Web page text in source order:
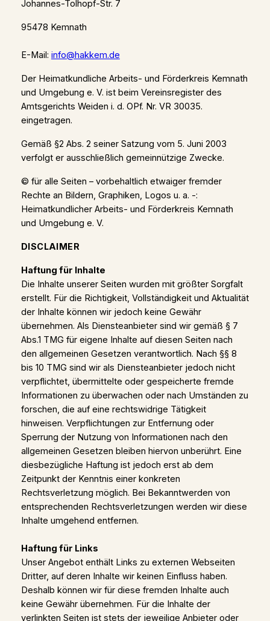
Johannes-Tolhopf-Str. 7
95478 Kemnath
E-Mail: info@hakkem.de
Der Heimatkundliche Arbeits- und Förderkreis Kemnath
und Umgebung e. V. ist beim Vereinsregister des
Amtsgerichts Weiden i. d. OPf. Nr. VR 30035.
eingetragen.
Gemäß §2 Abs. 2 seiner Satzung vom 5. Juni 2003
verfolgt er ausschließlich gemeinnützige Zwecke.
© für alle Seiten – vorbehaltlich etwaiger fremder
Rechte an Bildern, Graphiken, Logos u. a. -:
Heimatkundlicher Arbeits- und Förderkreis Kemnath
und Umgebung e. V.
DISCLAIMER
Haftung für Inhalte
Die Inhalte unserer Seiten wurden mit größter Sorgfalt
erstellt. Für die Richtigkeit, Vollständigkeit und Aktualität
der Inhalte können wir jedoch keine Gewähr
übernehmen. Als Diensteanbieter sind wir gemäß § 7
Abs.1 TMG für eigene Inhalte auf diesen Seiten nach
den allgemeinen Gesetzen verantwortlich. Nach §§ 8
bis 10 TMG sind wir als Diensteanbieter jedoch nicht
verpflichtet, übermittelte oder gespeicherte fremde
Informationen zu überwachen oder nach Umständen zu
forschen, die auf eine rechtswidrige Tätigkeit
hinweisen. Verpflichtungen zur Entfernung oder
Sperrung der Nutzung von Informationen nach den
allgemeinen Gesetzen bleiben hiervon unberührt. Eine
diesbezügliche Haftung ist jedoch erst ab dem
Zeitpunkt der Kenntnis einer konkreten
Rechtsverletzung möglich. Bei Bekanntwerden von
entsprechenden Rechtsverletzungen werden wir diese
Inhalte umgehend entfernen.
Haftung für Links
Unser Angebot enthält Links zu externen Webseiten
Dritter, auf deren Inhalte wir keinen Einfluss haben.
Deshalb können wir für diese fremden Inhalte auch
keine Gewähr übernehmen. Für die Inhalte der
verlinkten Seiten ist stets der jeweilige Anbieter oder